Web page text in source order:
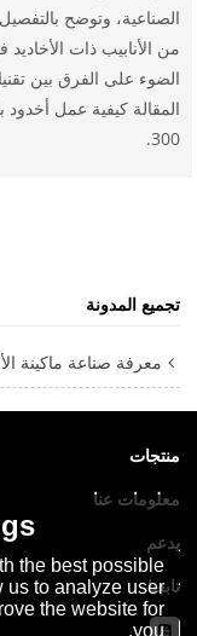
الصناعية، وتوضح
من الأنابيب ذات
300.
تجميع المدونة
معرفة صناعة ماكينة
منتجات
معلومات عنا
يدعم
تابعنا
the best possible
us to analyze user
the website for
you.